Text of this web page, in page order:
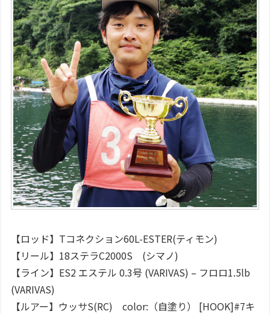
【ロッド】Tコネクション60L-ESTER(ティモン)
【リール】18ステラC2000S (シマノ)
【ライン】ES2 エステル 0.3号 (VARIVAS) – フロロ1.5lb
(VARIVAS)
【ルアー】ウッサS(RC) color:（自塗り） [HOOK]#7キ